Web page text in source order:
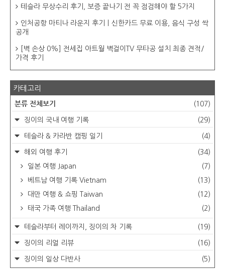
테슬라 무상수리 후기, 보증 끝나기 전 꼭 점검해야 할 5가지
인처공항 마티나 라운지 후기ㅣ신한카드 무료 이용, 음식 구성 싹
공개
[벽 손상 0%] 전세집 아트월 벽걸이TV 무타공 설치 최종 견적/
가격 후기
카테고리
분류 전체보기 (107)
징이의 국내 여행 기록 (29)
테슬라 & 카라반 캠핑 일기 (4)
해외 여행 후기
(34)
일본 여행 Japan
(7)
베트남 여행 기록 Vietnam
(13)
대만 여행 & 쇼핑 Taiwan
(12)
태국 가족 여행 Thailand
(2)
테슬라부터 레이까지, 징이의 차 기록 (19)
징이의 리얼 리뷰 (16)
징이의 일상 다반사 (5)